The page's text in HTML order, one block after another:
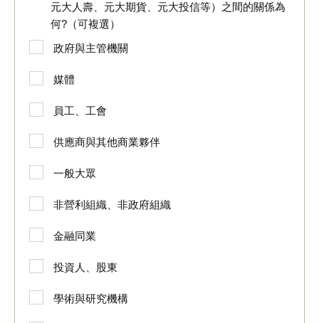
元大人壽、元大期貨、元大投信等）之間的關係為
何?（可複選）
政府與主管機關
媒體
員工、工會
供應商與其他商業夥伴
一般大眾
非營利組織、非政府組織
金融同業
投資人、股東
學術與研究機構